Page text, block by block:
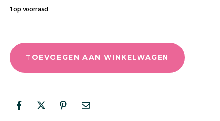
1 op voorraad
TOEVOEGEN AAN WINKELWAGEN